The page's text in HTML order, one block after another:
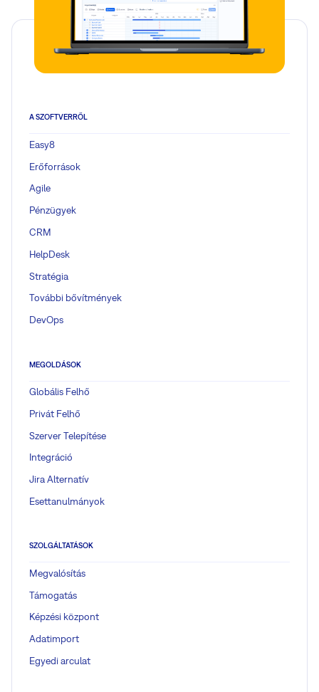
A SZOFTVERRŐL
Easy8
Erőforrások
Agile
Pénzügyek
CRM
HelpDesk
Stratégia
További bővítmények
DevOps
MEGOLDÁSOK
Globális Felhő
Privát Felhő
Szerver Telepítése
Integráció
Jira Alternatív
Esettanulmányok
SZOLGÁLTATÁSOK
Megvalósítás
Támogatás
Képzési központ
Adatimport
Egyedi arculat